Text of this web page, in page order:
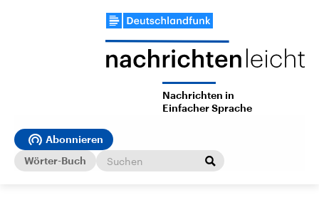
Nachrichten in
Einfacher Sprache
Abonnieren
Wörter-Buch